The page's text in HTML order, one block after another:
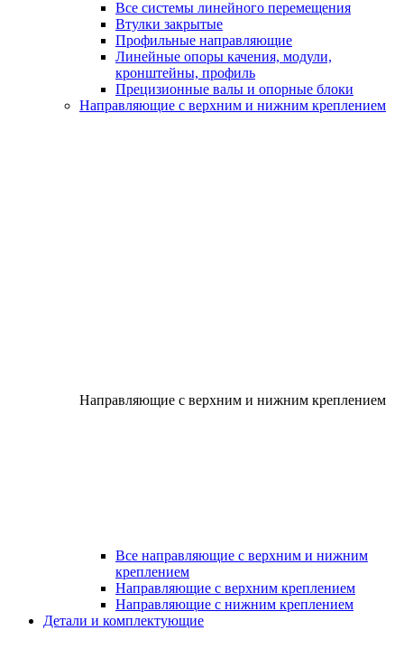
Все системы линейного перемещения
Втулки закрытые
Профильные направляющие
Линейные опоры качения, модули,
кронштейны, профиль
Прецизионные валы и опорные блоки
Направляющие с верхним и нижним креплением
Направляющие с верхним и нижним креплением
Все направляющие с верхним и нижним
креплением
Направляющие с верхним креплением
Направляющие с нижним креплением
Детали и комплектующие